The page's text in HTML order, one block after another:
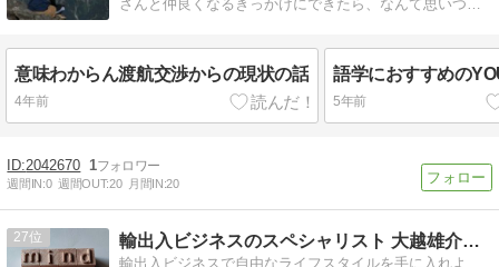
さんと仲良くなるきっかけにできたら、なんて思いつ
意味わからん渡航交渉からの現状の話
4年前
語学におすすめの
5年前
2042670 1
週間IN:0 週間OUT:20 月間IN:20
27 輸出入ビジネスのスペシャリスト 大越雄介公式ブログ
輸出入ビジネスで自由なライフスタイルを手に入れよ